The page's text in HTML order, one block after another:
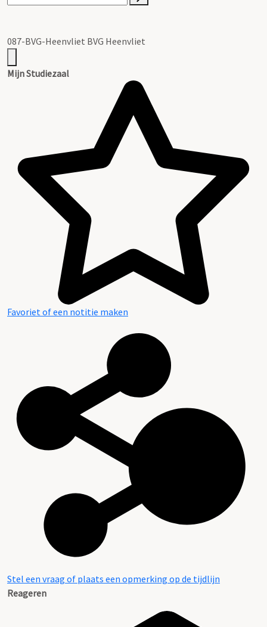
087-BVG-Heenvliet BVG Heenvliet
Mijn Studiezaal
Favoriet of een notitie maken
Stel een vraag of plaats een opmerking op de tijdlijn
Reageren